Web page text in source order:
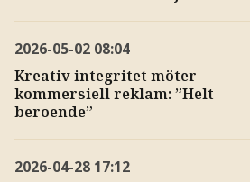
2026-05-02 08:04
Kreativ integritet möter
kommersiell reklam: ”Helt
beroende”
2026-04-28 17:12